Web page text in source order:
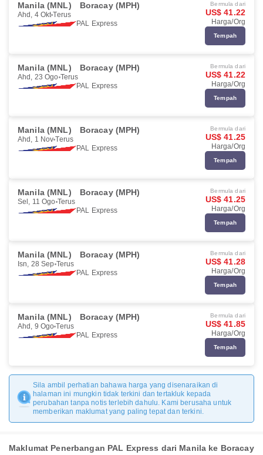
Manila (MNL) Boracay (MPH)
Ahd, 4 Okt Terus
PAL Express
Bermula dari
US$ 41.22
Harga/Org
Tempah
Manila (MNL) Boracay (MPH)
Ahd, 23 Ogo Terus
PAL Express
Bermula dari
US$ 41.22
Harga/Org
Tempah
Manila (MNL) Boracay (MPH)
Ahd, 1 Nov Terus
PAL Express
Bermula dari
US$ 41.25
Harga/Org
Tempah
Manila (MNL) Boracay (MPH)
Sel, 11 Ogo Terus
PAL Express
Bermula dari
US$ 41.25
Harga/Org
Tempah
Manila (MNL) Boracay (MPH)
Isn, 28 Sep Terus
PAL Express
Bermula dari
US$ 41.28
Harga/Org
Tempah
Manila (MNL) Boracay (MPH)
Ahd, 9 Ogo Terus
PAL Express
Bermula dari
US$ 41.85
Harga/Org
Tempah
Sila ambil perhatian bahawa harga yang disenaraikan di
halaman ini mungkin tidak terkini dan tertakluk kepada
perubahan tanpa notis terlebih dahulu. Kami berusaha untuk
memberikan maklumat yang paling tepat dan terkini.
Maklumat Penerbangan PAL Express dari Manila ke Boracay